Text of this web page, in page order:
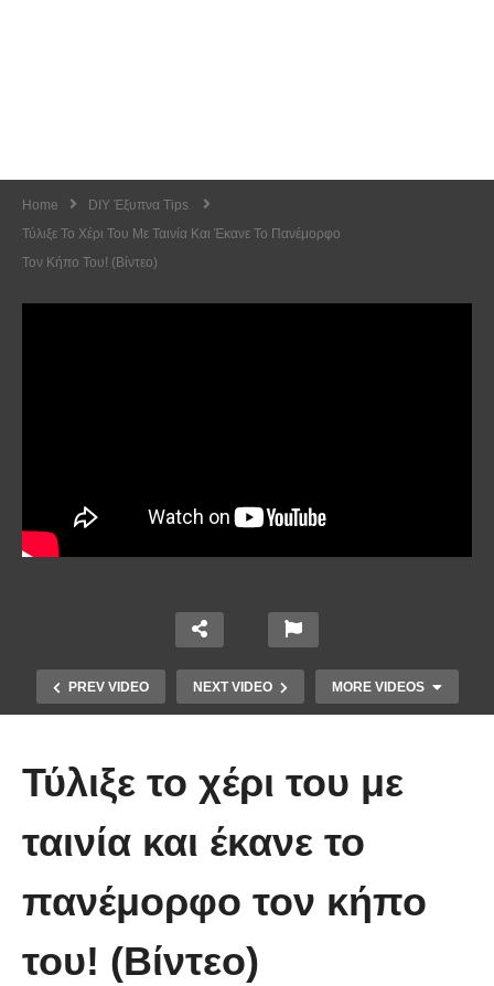
Home
DIY Έξυπνα Tips
Τύλιξε Το Χέρι Του Με Ταινία Και Έκανε Το Πανέμορφο
Τον Κήπο Του! (Βίντεο)
PREV VIDEO NEXT VIDEO MORE VIDEOS
λουλούδια στο βάζο.
Τύλιξε το χέρι του με
ταινία και έκανε το
πανέμορφο τον κήπο
του! (Βίντεο)